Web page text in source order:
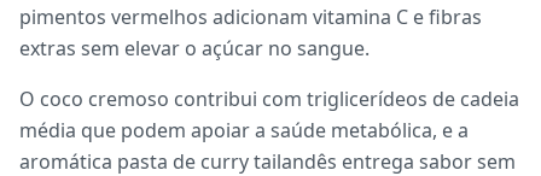
pimentos vermelhos adicionam vitamina C e fibras
extras sem elevar o açúcar no sangue.
O coco cremoso contribui com triglicerídeos de cadeia
média que podem apoiar a saúde metabólica, e a
aromática pasta de curry tailandês entrega sabor sem